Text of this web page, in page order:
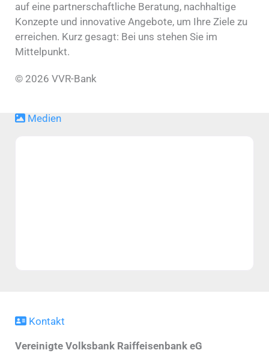
auf eine partnerschaftliche Beratung, nachhaltige
Konzepte und innovative Angebote, um Ihre Ziele zu
erreichen. Kurz gesagt: Bei uns stehen Sie im
Mittelpunkt.
© 2026 VVR-Bank
Medien
Kontakt
Vereinigte Volksbank Raiffeisenbank eG